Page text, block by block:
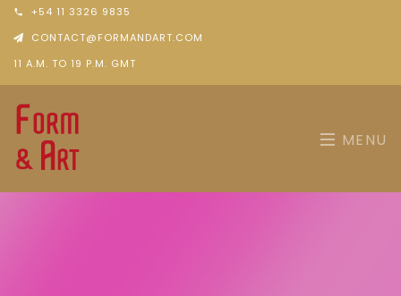
+54 11 3326 9835
CONTACT@FORMANDART.COM
11 A.M. TO 19 P.M. GMT
MENU